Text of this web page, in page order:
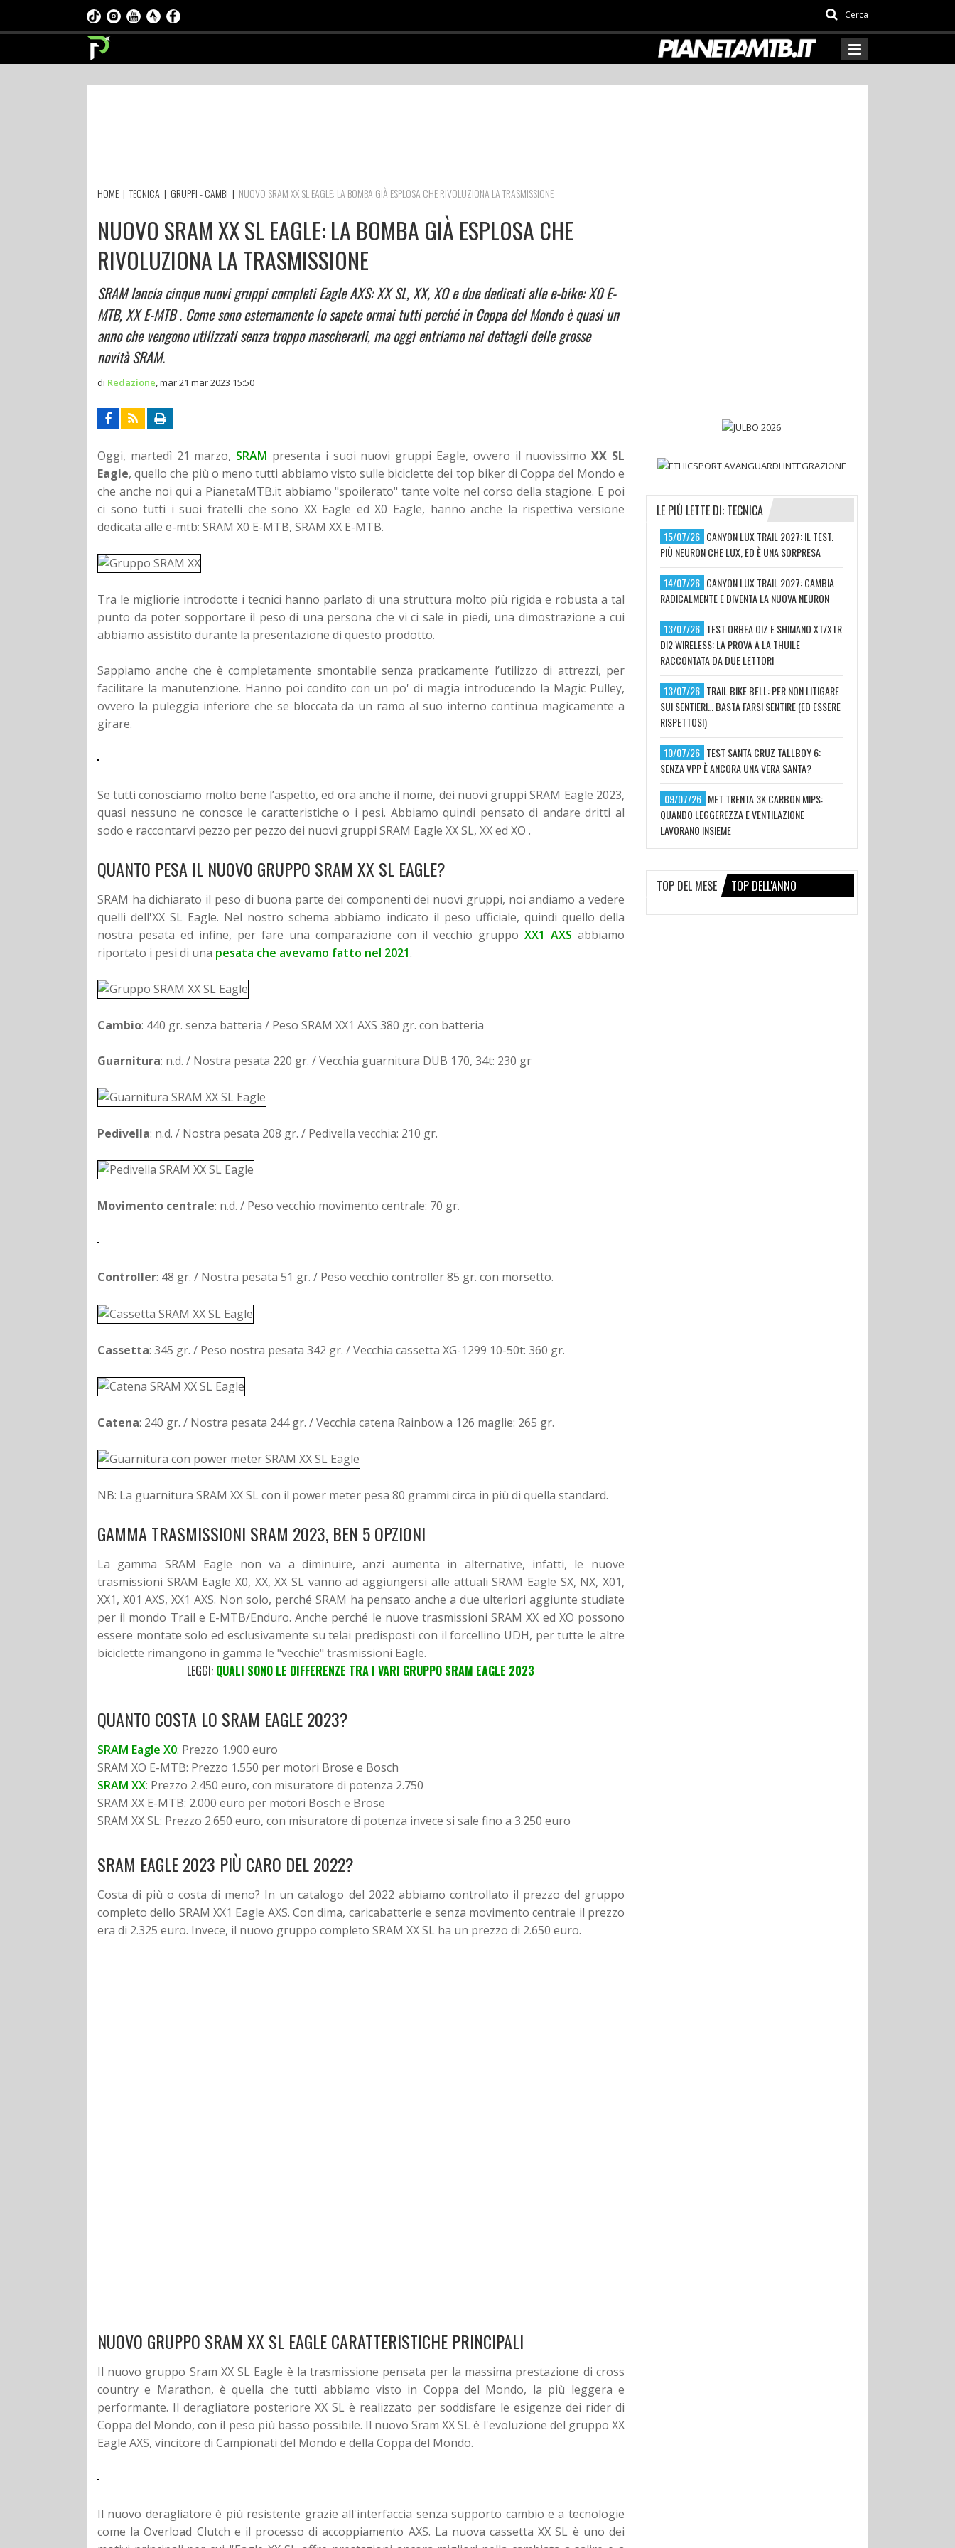
Cerca
HOME |TECNICA | GRUPPI - CAMBI | NUOVO SRAM XX SL EAGLE: LA BOMBA GIÀ ESPLOSA CHE RIVOLUZIONA LA TRASMISSIONE
NUOVO SRAM XX SL EAGLE: LA BOMBA GIÀ ESPLOSA CHE
RIVOLUZIONA LA TRASMISSIONE
SRAM lancia cinque nuovi gruppi completi Eagle AXS: XX SL, XX, XO e due dedicati alle e-bike: X0 E-
MTB, XX E-MTB . Come sono esternamente lo sapete ormai tutti perché in Coppa del Mondo è quasi un
anno che vengono utilizzati senza troppo mascherarli, ma oggi entriamo nei dettagli delle grosse
novità SRAM.
di Redazione mar 21 mar 2023 15:50
Oggi, martedì 21 marzo, SRAM presenta i suoi nuovi gruppi Eagle, ovvero il nuovissimoXX SL
Eagle, quello che più o meno tutti abbiamo visto sulle biciclette dei top biker di Coppa del Mondo e
che anche noi qui a PianetaMTB.it abbiamo "spoilerato" tante volte nel corso della stagione. E poi
ci sono tutti i suoi fratelli che sono XX Eagle ed X0 Eagle, hanno anche la rispettiva versione
dedicata alle e-mtb: SRAM X0 E-MTB, SRAM XX E-MTB.
Tra le migliorie introdotte i tecnici hanno parlato di una struttura molto più rigida e robusta a tal
punto da poter sopportare il peso di una persona che vi ci sale in piedi, una dimostrazione a cui
abbiamo assistito durante la presentazione di questo prodotto.
Sappiamo anche che è completamente smontabile senza praticamente l’utilizzo di attrezzi, per
facilitare la manutenzione. Hanno poi condito con un po' di magia introducendo la Magic Pulley,
ovvero la puleggia inferiore che se bloccata da un ramo al suo interno continua magicamente a
girare.
Se tutti conosciamo molto bene l’aspetto, ed ora anche il nome, dei nuovi gruppi SRAM Eagle 2023,
quasi nessuno ne conosce le caratteristiche o i pesi. Abbiamo quindi pensato di andare dritti al
sodo e raccontarvi pezzo per pezzo dei nuovi gruppi SRAM Eagle XX SL, XX ed XO .
QUANTO PESA IL NUOVO GRUPPO SRAM XX SL EAGLE?
SRAM ha dichiarato il peso di buona parte dei componenti dei nuovi gruppi, noi andiamo a vedere
quelli dell'XX SL Eagle. Nel nostro schema abbiamo indicato il peso ufficiale, quindi quello della
nostra pesata ed infine, per fare una comparazione con il vecchio gruppo XX1 AXS abbiamo
riportato i pesi di una pesata che avevamo fatto nel 2021.
Cambio: 440 gr. senza batteria / Peso SRAM XX1 AXS 380 gr. con batteria
Guarnitura: n.d. / Nostra pesata 220 gr. / Vecchia guarnitura DUB 170, 34t: 230 gr
Pedivella: n.d. / Nostra pesata 208 gr. / Pedivella vecchia: 210 gr.
Movimento centrale: n.d. / Peso vecchio movimento centrale: 70 gr.
Controller: 48 gr. / Nostra pesata 51 gr. / Peso vecchio controller 85 gr. con morsetto.
Cassetta: 345 gr. / Peso nostra pesata 342 gr. / Vecchia cassetta XG-1299 10-50t: 360 gr.
Catena: 240 gr. / Nostra pesata 244 gr. / Vecchia catena Rainbow a 126 maglie: 265 gr.
NB: La guarnitura SRAM XX SL con il power meter pesa 80 grammi circa in più di quella standard.
GAMMA TRASMISSIONI SRAM 2023, BEN 5 OPZIONI
La gamma SRAM Eagle non va a diminuire, anzi aumenta in alternative, infatti, le nuove
trasmissioni SRAM Eagle X0, XX, XX SL vanno ad aggiungersi alle attuali SRAM Eagle SX, NX, X01,
XX1, X01 AXS, XX1 AXS. Non solo, perché SRAM ha pensato anche a due ulteriori aggiunte studiate
per il mondo Trail e E-MTB/Enduro. Anche perché le nuove trasmissioni SRAM XX ed XO possono
essere montate solo ed esclusivamente su telai predisposti con il forcellino UDH, per tutte le altre
biciclette rimangono in gamma le "vecchie" trasmissioni Eagle.
LEGGI: QUALI SONO LE DIFFERENZE TRA I VARI GRUPPO SRAM EAGLE 2023
QUANTO COSTA LO SRAM EAGLE 2023?
SRAM Eagle X0: Prezzo 1.900 euro
SRAM XO E-MTB: Prezzo 1.550 per motori Brose e Bosch
SRAM XX: Prezzo 2.450 euro, con misuratore di potenza 2.750
SRAM XX E-MTB: 2.000 euro per motori Bosch e Brose
SRAM XX SL: Prezzo 2.650 euro, con misuratore di potenza invece si sale fino a 3.250 euro
SRAM EAGLE 2023 PIÙ CARO DEL 2022?
Costa di più o costa di meno? In un catalogo del 2022 abbiamo controllato il prezzo del gruppo
completo dello SRAM XX1 Eagle AXS. Con dima, caricabatterie e senza movimento centrale il prezzo
era di 2.325 euro. Invece, il nuovo gruppo completo SRAM XX SL ha un prezzo di 2.650 euro.
NUOVO GRUPPO SRAM XX SL EAGLE CARATTERISTICHE PRINCIPALI
Il nuovo gruppo Sram XX SL Eagle è la trasmissione pensata per la massima prestazione di cross
country e Marathon, è quella che tutti abbiamo visto in Coppa del Mondo, la più leggera e
performante. Il deragliatore posteriore XX SL è realizzato per soddisfare le esigenze dei rider di
Coppa del Mondo, con il peso più basso possibile. Il nuovo Sram XX SL è l'evoluzione del gruppo XX
Eagle AXS, vincitore di Campionati del Mondo e della Coppa del Mondo.
Il nuovo deragliatore è più resistente grazie all'interfaccia senza supporto cambio e a tecnologie
come la Overload Clutch e il processo di accoppiamento AXS. La nuova cassetta XX SL è uno dei
LE PIÙ LETTE DI: TECNICA
15/07/26 CANYON LUX TRAIL 2027: IL TEST.
PIÙ NEURON CHE LUX, ED È UNA SORPRESA
14/07/26 CANYON LUX TRAIL 2027: CAMBIA
RADICALMENTE E DIVENTA LA NUOVA NEURON
13/07/26 TEST ORBEA OIZ E SHIMANO XT/XTR
DI2 WIRELESS: LA PROVA A LA THUILE
RACCONTATA DA DUE LETTORI
13/07/26 TRAIL BIKE BELL: PER NON LITIGARE
SUI SENTIERI… BASTA FARSI SENTIRE (ED ESSERE
RISPETTOSI)
10/07/26 TEST SANTA CRUZ TALLBOY 6:
SENZA VPP È ANCORA UNA VERA SANTA?
09/07/26 MET TRENTA 3K CARBON MIPS:
QUANDO LEGGEREZZA E VENTILAZIONE
LAVORANO INSIEME
TOP DEL MESE TOP DELL'ANNO